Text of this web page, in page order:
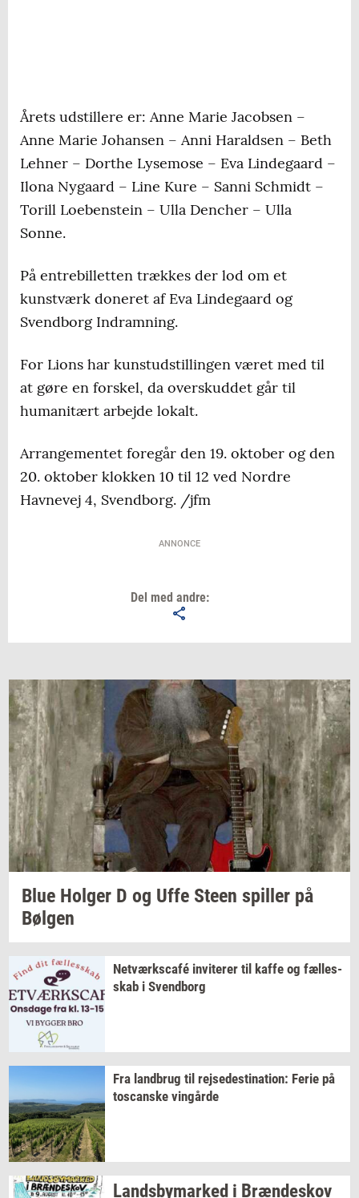
Årets udstillere er: Anne Marie Jacobsen –
Anne Marie Johansen – Anni Haraldsen – Beth
Lehner – Dorthe Lysemose – Eva Lindegaard –
Ilona Nygaard – Line Kure – Sanni Schmidt –
Torill Loebenstein – Ulla Dencher – Ulla
Sonne.
På entrebilletten trækkes der lod om et
kunstværk doneret af Eva Lindegaard og
Svendborg Indramning.
For Lions har kunstudstillingen været med til
at gøre en forskel, da overskuddet går til
humanitært arbejde lokalt.
Arrangementet foregår den 19. oktober og den
20. oktober klokken 10 til 12 ved Nordre
Havnevej 4, Svendborg. /jfm
ANNONCE
Del med andre:
Blue Hol­ger D og Uffe Steen spil­ler på
Bøl­gen
Netværkscafé in­vi­te­rer til kaffe og fæl­les­
skab i Svend­borg
Fra land­brug til rej­se­desti­na­tion: Ferie på
toscan­ske vin­går­de
Lands­by­mar­ked i Bræn­de­skov